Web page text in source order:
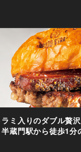
ミ入りのダブル贅
蔵門駅から徒歩1分